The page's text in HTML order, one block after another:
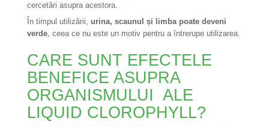
cercetări asupra acestora.
În timpul utilizării, urina, scaunul și limba poate deveni
verde , ceea ce nu este un motiv pentru a întrerupe utilizarea.
CARE SUNT EFECTELE
BENEFICE ASUPRA
ORGANISMULUI ALE
LIQUID CLOROPHYLL?